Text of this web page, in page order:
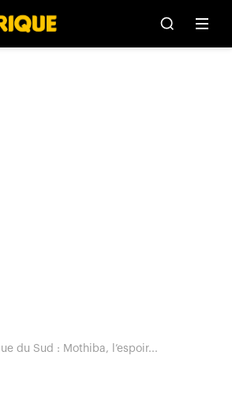
du Sud : Mothiba, l’espoir...